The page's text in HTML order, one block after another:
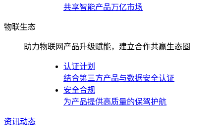
共享智能产品万亿市场
物联生态
助力物联网产品升级赋能，建立合作共赢生态圈
认证计划
结合第三方产品与数据安全认证
安全合规
为产品提供高质量的保驾护航
资讯动态